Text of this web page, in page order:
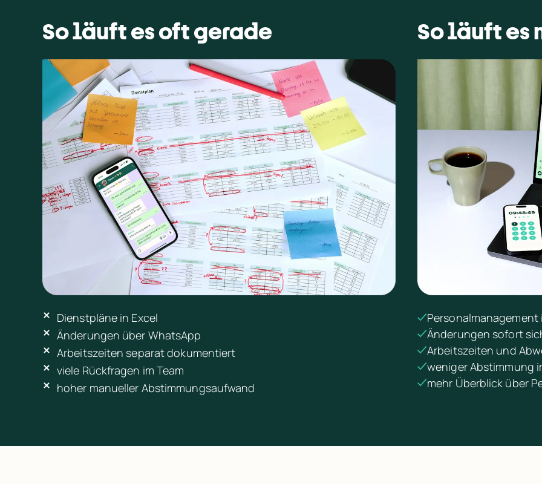
So läuft es oft gerade
Dienstpläne in Excel
Änderungen über WhatsApp
Arbeitszeiten separat dokumentiert
viele Rückfragen im Team
hoher manueller Abstimmungsaufwand
So läuft es
Änderungen sofort
Arbeitszeiten und
weniger Abstimmung
mehr Überblick über